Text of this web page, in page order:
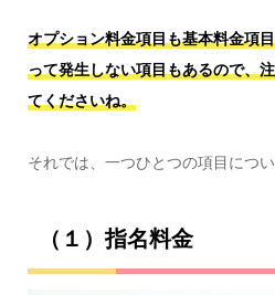
オプション料金項目も基本料金項
って発生しない項目もあるので、
てくださいね。
それでは、一つひとつの項目につ
（１）指名料金